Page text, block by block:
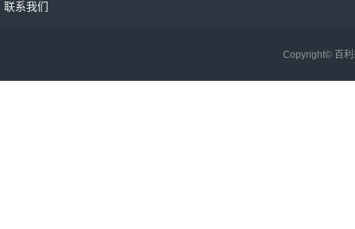
联系我们
Copyright© 百